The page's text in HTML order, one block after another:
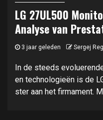
LG 27UL500
Analyse van
3 jaar geleden Sergej
In de steeds
en technologieën is de
ster aan het firmament.